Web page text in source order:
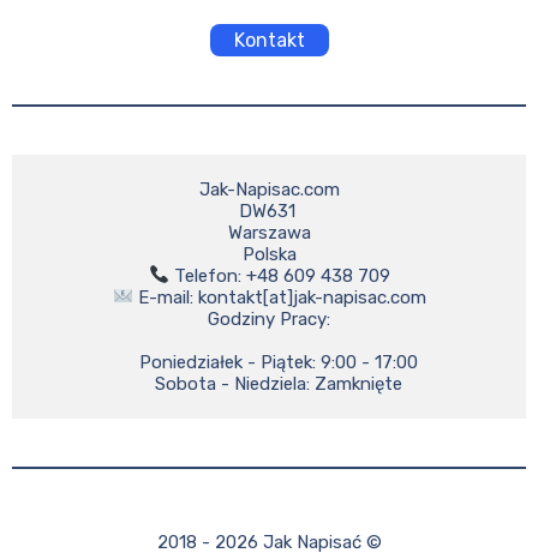
Kontakt
Jak-Napisac.com
DW631
Warszawa
E-mail: kontakt[at]jak-napisac.com
Godziny Pracy:
    Sobota - Niedziela: Zamknięte
2018 - 2026 Jak Napisać ©